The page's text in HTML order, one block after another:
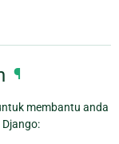
¶
membantu anda